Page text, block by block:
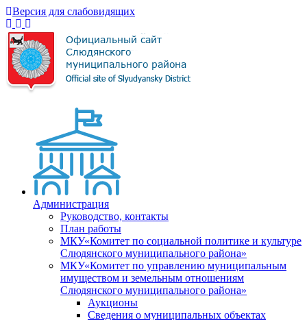
Версия для слабовидящих
Администрация
Руководство, контакты
План работы
МКУ«Комитет по социальной политике и культуре
Слюдянского муниципального района»
МКУ«Комитет по управлению муниципальным
имуществом и земельным отношениям
Слюдянского муниципального района»
Аукционы
Сведения о муниципальных объектах